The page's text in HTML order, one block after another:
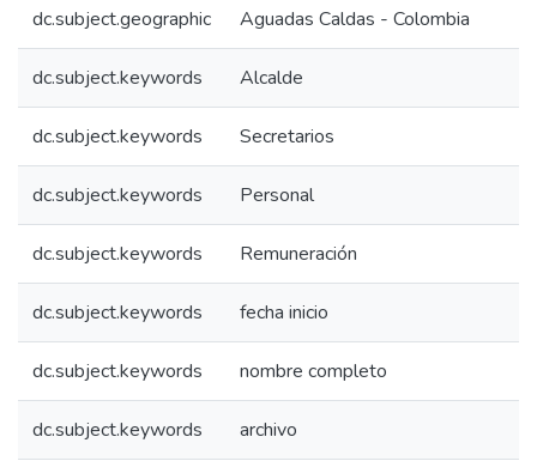
dc.subject.geographic Aguadas Caldas - Colombia
dc.subject.keywords Alcalde
dc.subject.keywords Secretarios
dc.subject.keywords Personal
dc.subject.keywords Remuneración
dc.subject.keywords fecha inicio
dc.subject.keywords nombre completo
dc.subject.keywords archivo